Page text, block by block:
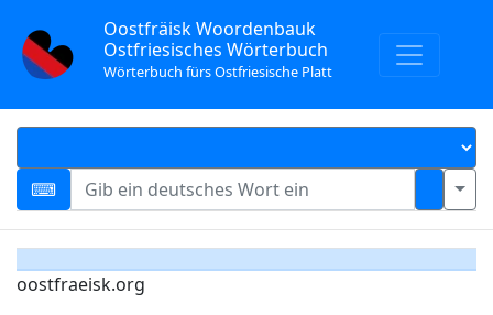
Oostfräisk Woordenbauk
Ostfriesisches Wörterbuch
Wörterbuch fürs Ostfriesische Platt
oostfraeisk.org